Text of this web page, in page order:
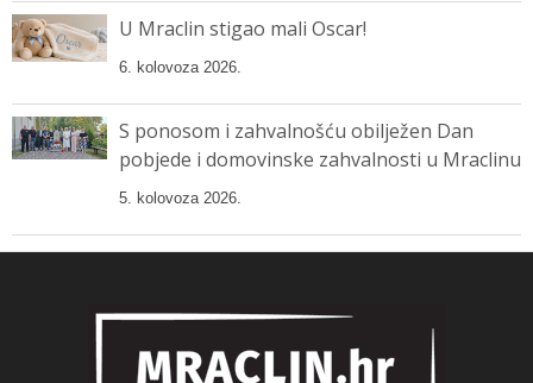
U Mraclin stigao mali Oscar!
6. kolovoza 2026.
S ponosom i zahvalnošću obilježen Dan
pobjede i domovinske zahvalnosti u Mraclinu
5. kolovoza 2026.